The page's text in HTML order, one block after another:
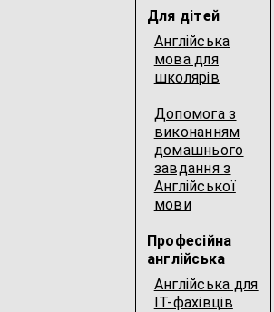
Для дітей
Англійська
мова для
школярів
Допомога з
виконанням
домашнього
завдання з
Англійської
мови
Професійна
англійська
Англійська для
IT-фахівців